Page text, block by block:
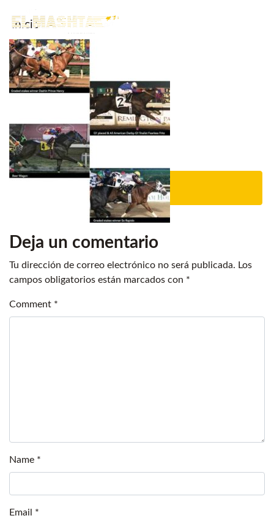
Inicio
Noticias.
Caballos en venta
Criadero
Contacto
Main Navigation
Deja un comentario
Tu dirección de correo electrónico no será publicada. Los
campos obligatorios están marcados con *
Comment *
Name *
Email *